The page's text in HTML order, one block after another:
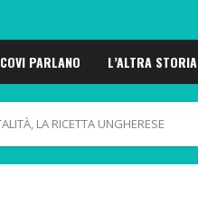
PARLANO L’ALTRA STORIA
LA RICETTA UNGHERESE